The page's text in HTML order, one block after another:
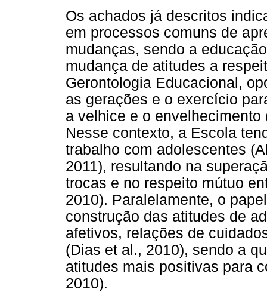
Os achados já descritos
em processos comuns de
mudanças, sendo a
mudança de atitudes a
Gerontologia Educacional,
as gerações e o exercício
a velhice e o envelhecimento
Nesse contexto, a Escola
trabalho com adolescentes
2011), resultando na
trocas e no respeito mútuo
2010). Paralelamente, o
construção das atitudes de
afetivos, relações de
(Dias et al., 2010), sendo a
atitudes mais positivas para
2010).